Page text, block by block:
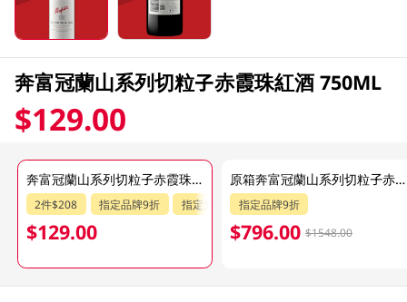
奔富冠蘭山系列切粒子赤霞珠紅酒 750ML
$129.00
奔富冠蘭山系列切粒子赤霞珠紅酒 750ML
2件$208 指定品牌9折 指定分類85折
$129.00
原箱奔富冠蘭山系列切粒子赤霞珠紅酒 12 X 750ML
指定品牌9折
$796.00 $1548.00